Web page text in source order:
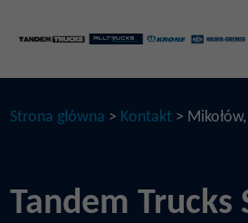
Strona główna > Kontakt >
Tandem Trucks